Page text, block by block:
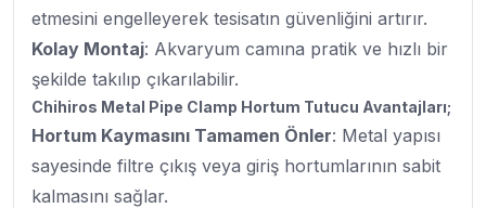
etmesini engelleyerek tesisatın güvenliğini artırır.
Kolay Montaj: Akvaryum camına pratik ve hızlı bir
şekilde takılıp çıkarılabilir.
Chihiros Metal Pipe Clamp Hortum Tutucu Avantajları;
Hortum Kaymasını Tamamen Önler: Metal yapısı
sayesinde filtre çıkış veya giriş hortumlarının sabit
kalmasını sağlar.